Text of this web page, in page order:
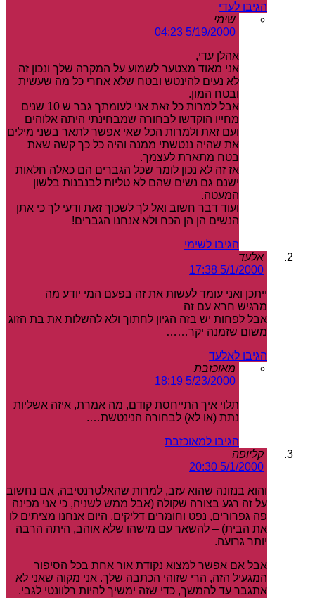
הגיבו לעדי
שימי
5/19/2000 04:23
אהלן עדי,
אני מאוד מצטער לשמוע על המקרה שלך ונכון זה
לא נעים להינטש ובטח שלא אחרי כל מה שעשית
ובטח המון.
אבל למרות כל זאת אני לעומתך גבר ש 10 שנים
מחייו הוקדשו לבחורה שמבחינתי היתה אלוהים
ועם זאת ולמרות הכל שאי אפשר לתאר בשני מילים
את שהיה ננטשתי ממנה והיה כל כך קשה שאת
בטח מתארת לעצמך.
אז זה לא נכון לומר שכל הגברים הם כאלה חלאות
ישנם גם נשים שהם לא טליות לבנבנות בלשון
המעטה.
ועוד דבר חשוב ואל לך לשכוך זאת ודעי לך כי אתן
הנשים הן הן הכח ולא אנחנו הגברים!
הגיבו לשימי
אלעד
5/1/2000 17:38
ייתכן ואני עומד לעשות את זה בפעם המי יודע מה
מרגיש חרא עם זה
אבל לפחות יש בזה הגיון לחתוך ולא להשלות את בת הזוג
משום שזמנה יקר……
הגיבו לאלעד
מאוכזבת
5/23/2000 18:19
תלוי איך התייחסת קודם, מה אמרת, איזה אשליות
נתת (או לא) לבחורה הנינטשת….
הגיבו למאוכזבת
קליופה
5/1/2000 20:30
והוא בנזונה שהוא עזב, למרות שהאלטרנטיבה, אם נחשוב
על זה רגע בצורה שקולה (אבל ממש לשניה, כי אני מכינה
פה גפרורים, נפט וחומרים דליקים. היום אנחנו מציתים לו
את הבית) – להשאר עם מישהו שלא אוהב, היתה הרבה
יותר גרועה.
אבל אם אפשר למצוא נקודת אור אחת בכל הסיפור
המגעיל הזה, הרי שזוהי הכתבה שלך. אני מקוה שאני לא
אתגבר עד להמשך, כדי שזה ימשיך להיות רלוונטי לגבי.